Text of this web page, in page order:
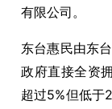
有限公司。
东台惠民由东
政府直接全资
超过5%但低于